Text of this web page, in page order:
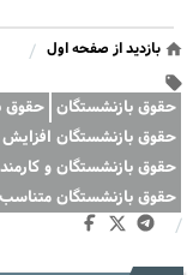
بازدید از صفحه اول /
حقوق بازنشستگان حقوق
حقوق بازنشستگان
حقوق بازنشستگان و
حقوق بازنشستگان
/